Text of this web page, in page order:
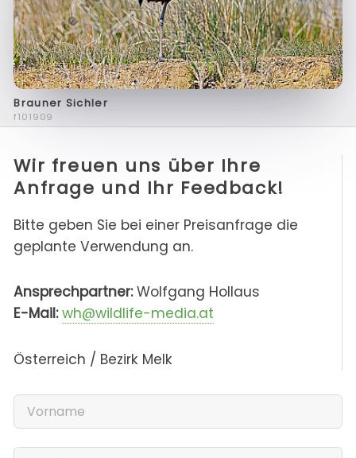
Brauner Sichler
f101909
Wir freuen uns über Ihre
Anfrage und Ihr Feedback!
Bitte geben Sie bei einer Preisanfrage die
geplante Verwendung an.
Ansprechpartner:Wolfgang Hollaus
E-Mail: wh@wildlife-media.at
Österreich / Bezirk Melk